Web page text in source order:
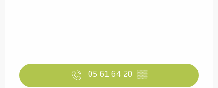
05 61 64 20 ▒▒